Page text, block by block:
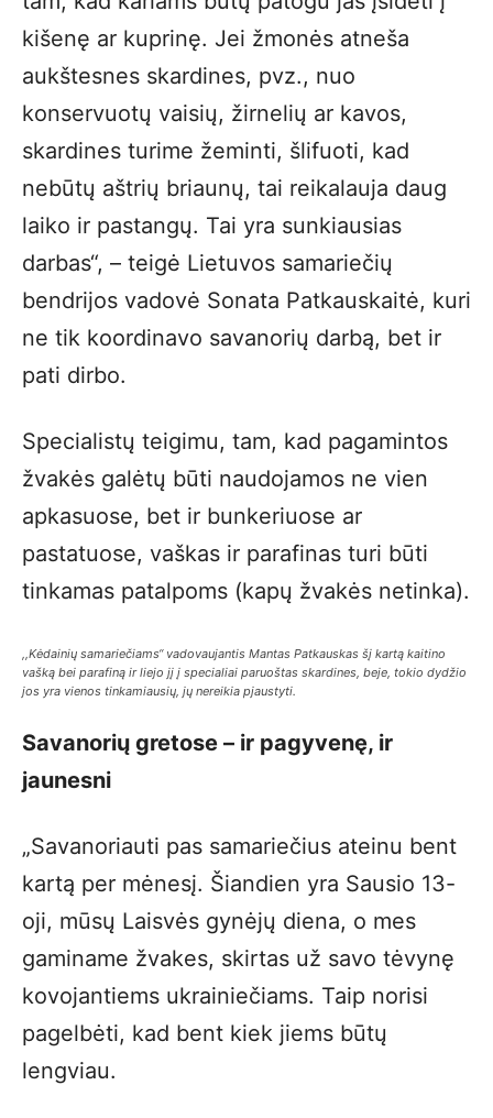
kišenę ar kuprinę. Jei žmonės atneša
aukštesnes skardines, pvz., nuo
konservuotų vaisių, žirnelių ar kavos,
skardines turime žeminti, šlifuoti, kad
nebūtų aštrių briaunų, tai reikalauja daug
laiko ir pastangų. Tai yra sunkiausias
darbas“, – teigė Lietuvos samariečių
bendrijos vadovė Sonata Patkauskaitė, kuri
ne tik koordinavo savanorių darbą, bet ir
pati dirbo.
Specialistų teigimu, tam, kad pagamintos
žvakės galėtų būti naudojamos ne vien
apkasuose, bet ir bunkeriuose ar
pastatuose, vaškas ir parafinas turi būti
tinkamas patalpoms (kapų žvakės netinka).
,,Kėdainių samariečiams“ vadovaujantis Mantas Patkauskas šį kartą kaitino
vašką bei parafiną ir liejo jį į specialiai paruoštas skardines, beje, tokio dydžio
jos yra vienos tinkamiausių, jų nereikia pjaustyti.
Savanorių gretose – ir pagyvenę, ir
jaunesni
„Savanoriauti pas samariečius ateinu bent
kartą per mėnesį. Šiandien yra Sausio 13-
oji, mūsų Laisvės gynėjų diena, o mes
gaminame žvakes, skirtas už savo tėvynę
kovojantiems ukrainiečiams. Taip norisi
pagelbėti, kad bent kiek jiems būtų
lengviau.